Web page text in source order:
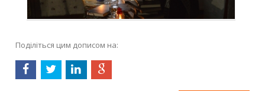
Поділіться цим дописом на: